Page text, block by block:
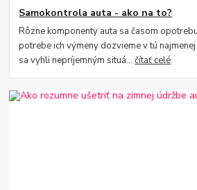
Samokontrola auta - ako na to?
Rôzne komponenty auta sa časom
potrebe ich výmeny dozvieme v tú
sa vyhli nepríjemným situá...čítať celé